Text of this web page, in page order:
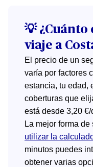
💡 ¿Cuánto
viaje a
El precio de un
varía por factores
estancia, tu edad,
coberturas que
está desde 3,20 €/
La mejor forma
utilizar la
minutos puedes
obtener varias